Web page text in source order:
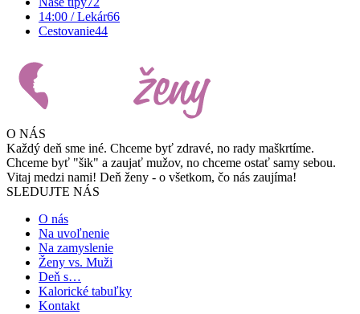
14:00 / Lekár66
Cestovanie44
O NÁS
Každý deň sme iné. Chceme byť zdravé, no rady maškrtíme.
Chceme byť "šik" a zaujať mužov, no chceme ostať samy sebou.
Vitaj medzi nami! Deň ženy - o všetkom, čo nás zaujíma!
SLEDUJTE NÁS
O nás
Na uvoľnenie
Na zamyslenie
Ženy vs. Muži
Deň s…
Kalorické tabuľky
Kontakt